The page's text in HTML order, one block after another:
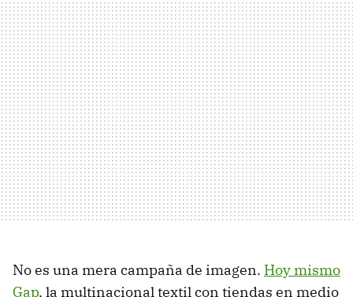
No es una mera campaña de imagen. Hoy mismo
Gap, la multinacional textil con tiendas en medio